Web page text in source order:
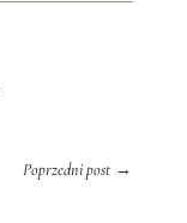
Poprzedni post→